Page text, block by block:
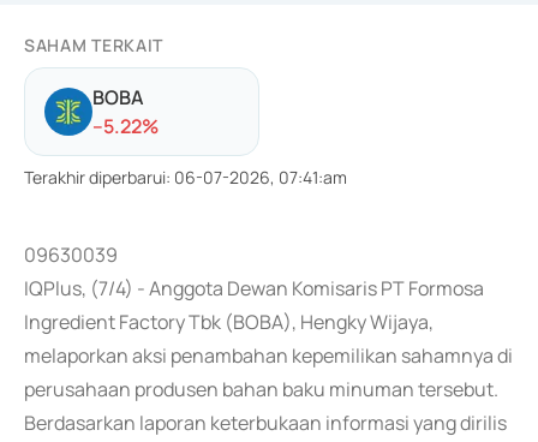
SAHAM TERKAIT
BOBA
--5.22%
Terakhir diperbarui: 06-07-2026, 07:41:am
09630039
IQPlus, (7/4) - Anggota Dewan Komisaris PT Formosa
Ingredient Factory Tbk (BOBA), Hengky Wijaya,
melaporkan aksi penambahan kepemilikan sahamnya di
perusahaan produsen bahan baku minuman tersebut.
Berdasarkan laporan keterbukaan informasi yang dirilis